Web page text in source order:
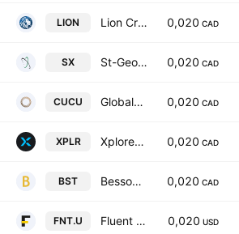
LION Lion Critical Minerals Corp. 0,020 CAD
SX St-Georges Eco-Mining Corp. 0,020 CAD
CUCU Global Copper Corp 0,020 CAD
XPLR Xplore Resources Corp. 0,020 CAD
BST Bessor Minerals Inc. 0,020 CAD
FNT.U Fluent Corp. 0,020 USD